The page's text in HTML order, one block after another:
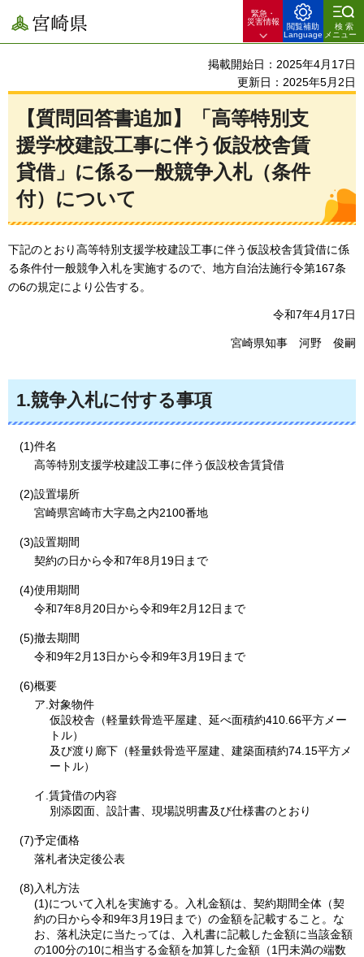
宮崎県
緊急・
災害情報
閲覧補助
Language
検索
メニュー
掲載開始日：2025年4月17日
更新日：2025年5月2日
【質問回答書追加】「高等特別支
援学校建設工事に伴う仮設校舎賃
貸借」に係る一般競争入札（条件
付）について
下記のとおり高等特別支援学校建設工事に伴う仮設校舎賃貸借に係
る条件付一般競争入札を実施するので、地方自治法施行令第167条
の6の規定により公告する。
令和7年4月17日
宮崎県知事 河野 俊嗣
1.競争入札に付する事項
(1)件名
高等特別支援学校建設工事に伴う仮設校舎賃貸借
(2)設置場所
宮崎県宮崎市大字島之内2100番地
(3)設置期間
契約の日から令和7年8月19日まで
(4)使用期間
令和7年8月20日から令和9年2月12日まで
(5)撤去期間
令和9年2月13日から令和9年3月19日まで
(6)概要
ア.対象物件
仮設校舎（軽量鉄骨造平屋建、延べ面積約410.66平方メー
トル）
及び渡り廊下（軽量鉄骨造平屋建、建築面積約74.15平方メ
ートル）
イ.賃貸借の内容
別添図面、設計書、現場説明書及び仕様書のとおり
(7)予定価格
落札者決定後公表
(8)入札方法
(1)について入札を実施する。入札金額は、契約期間全体（契
約の日から令和9年3月19日まで）の金額を記載すること。な
お、落札決定に当たっては、入札書に記載した金額に当該金額
の100分の10に相当する金額を加算した金額（1円未満の端数